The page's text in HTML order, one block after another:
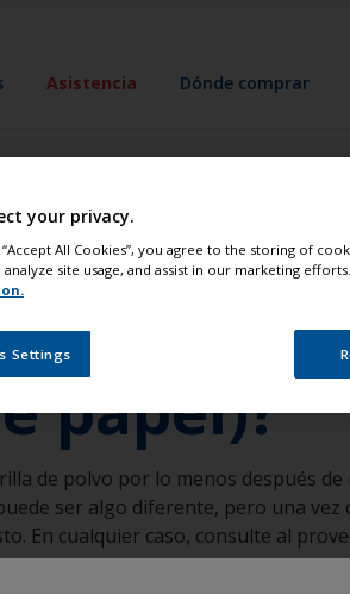
Asistencia Dónde comprar
de
papel)?
de polvo por lo menos después
ser algo diferente, pero una
En cualquier caso, consulte al
your privacy.
“Accept All Cookies”, you agree to the storing of
analyze site usage, and assist in our marketing efforts.
Settings